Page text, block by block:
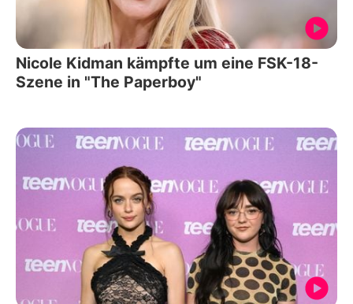
Nicole Kidman kämpfte um eine FSK-18-
Szene in "The Paperboy"